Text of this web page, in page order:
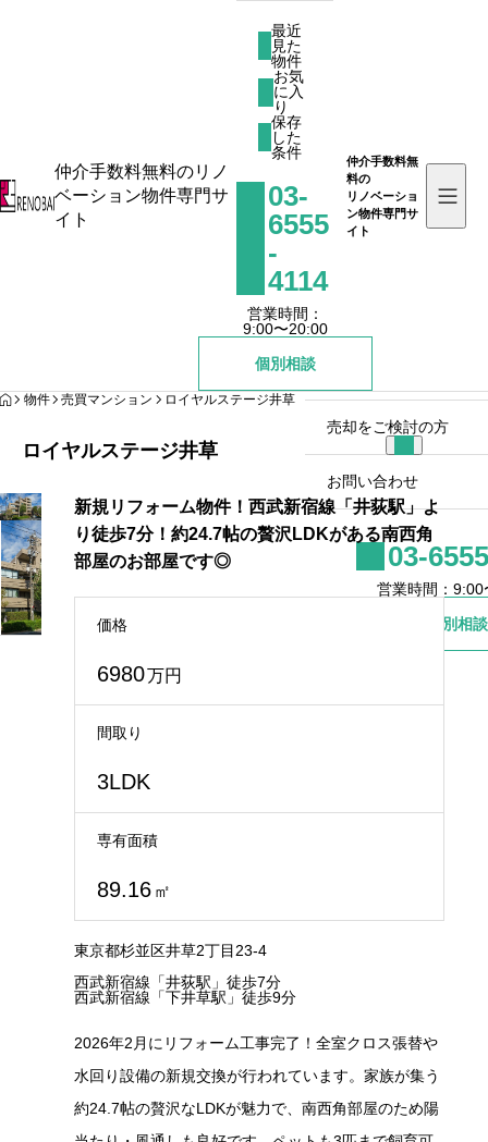
お知らせ
売却をご検討の方
お問い合わせ
03-
営業時間：9:00
個別相談
仲介手数料無料のリノ
ベーション物件専門サ
イト
最近
見た
物件
お気
に入
り
保存
した
条件
03-
6555
-
4114
営業時間：
9:00〜20:00
個別相談
仲介手数料無
料の
リノベーショ
ン物件専門サ
イト
HOME
物件 売買マンション ロイヤルステージ井草
ロイヤルステージ井草
新規リフォーム物件！西武新宿線「井荻駅」よ
り徒歩7分！約24.7帖の贅沢LDKがある南西角
部屋のお部屋です◎
価格
6980万円
間取り
3LDK
専有面積
89.16 ㎡
東京都杉並区井草2丁目23-4
西武新宿線「井荻駅」徒歩7分
西武新宿線「下井草駅」徒歩9分
2026年2月にリフォーム工事完了！全室クロス張替や
水回り設備の新規交換が行われています。家族が集う
約24.7帖の贅沢なLDKが魅力で、南西角部屋のため陽